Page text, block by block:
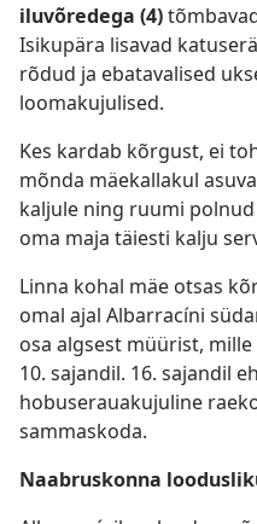
iluvõredega (4)
Isikupära lisavad
rõdud ja ebatavalised
loomakujulised.
Kes kardab kõrgust, ei
mõnda mäekallakul
kaljule ning ruumi
oma maja täiesti kalju
Linna kohal mäe otsas
omal ajal Albarracíni
osa algsest müürist,
10. sajandil. 16. sajandil
hobuserauakujuline
sammaskoda.
Naabruskonna